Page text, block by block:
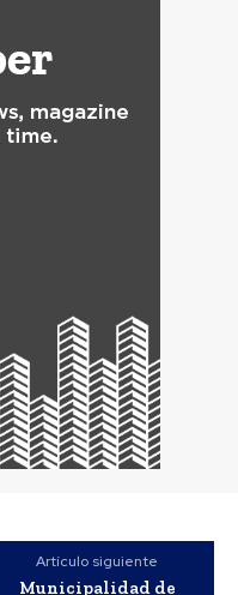
Artículo siguiente
Municipalidad de